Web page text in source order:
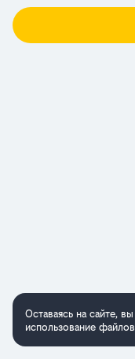
Оставаясь на сайте,
использование